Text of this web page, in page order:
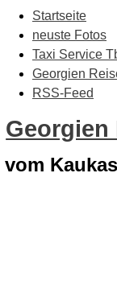
Startseite
neuste Fotos
Taxi Service
Georgien
RSS-Feed
Georgien
vom